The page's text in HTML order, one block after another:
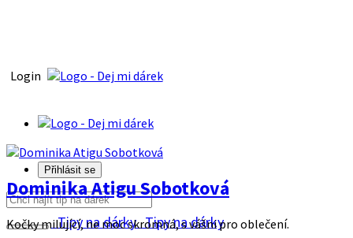
Login
Přihlásit se
Tipy na dárkyTipy na dárky
Dominika Atigu Sobotková
Kočky milující, ne moc skromná, s vášni pro oblečení.